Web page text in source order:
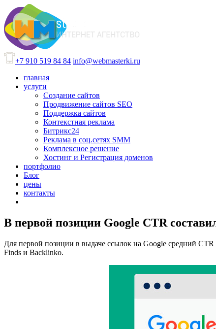
+7 910 519 84 84 info@webmasterki.ru
главная
услуги
Создание сайтов
Продвижение сайтов SEO
Поддержка сайтов
Контекстная реклама
Битрикс24
Реклама в соц.сетях SMM
Комплексное решение
Хостинг и Регистрация доменов
портфолио
Блог
цены
контакты
В первой позиции Google CTR
Для первой позиции в выдаче ссылок на Google средний
Finds и Backlinko.